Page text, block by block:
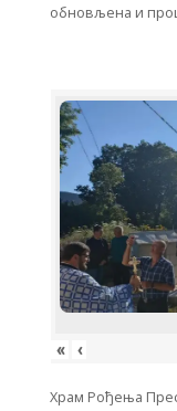
обновљена и
« ‹
Храм Рођења